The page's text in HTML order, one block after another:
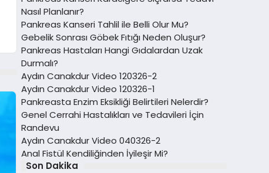
Nasıl Planlanır?
Pankreas Kanseri Tahlil ile Belli Olur Mu?
Gebelik Sonrası Göbek Fıtığı Neden Oluşur?
Pankreas Hastaları Hangi Gıdalardan Uzak
Durmalı?
Aydın Canakdur Video 120326-2
Aydın Canakdur Video 120326-1
Pankreasta Enzim Eksikliği Belirtileri Nelerdir?
Genel Cerrahi Hastalıkları ve Tedavileri İçin
Randevu
Aydın Canakdur Video 040326-2
Anal Fistül Kendiliğinden İyileşir Mi?
Son Dakika